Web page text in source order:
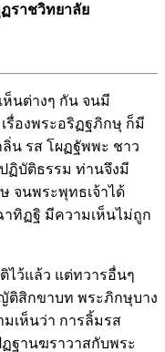
ราชวิทยาลัย
นต่างๆ กัน จนมี
องพระอริฏฐภิกษุ ก็มี
ลิ่น รส โผฏฐัพพะ ชาว
ฏิบัติธรรม ท่านจึงมี
จนพระพุทธเจ้าได้
ทิฏฐิ มีความเห็นไม่ถูก
ไว้แล้ว แต่ทวารอื่นๆ
ติสิกขาบท พระภิกษุบาง
เห็นว่า การลิ้มรส
ฐานฆราวาสกับพระ